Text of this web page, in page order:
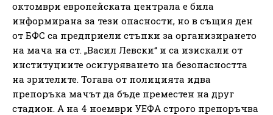
октомври европейската централа е била
информирана за тези опасности, но в същия ден
от БФС са предприели стъпки за организирането
на мача на ст. „Васил Левски“ и са изискали от
институциите осигуряването на безопасността
на зрителите. Тогава от полицията идва
препоръка мачът да бъде преместен на друг
стадион. А на 4 ноември УЕФА строго препоръчва